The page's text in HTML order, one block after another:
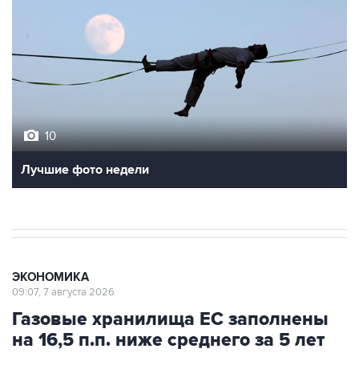
10
Лучшие фото недели
ЭКОНОМИКА
09:07, 7 августа 2026
Газовые хранилища ЕС заполнены
на 16,5 п.п. ниже среднего за 5 лет